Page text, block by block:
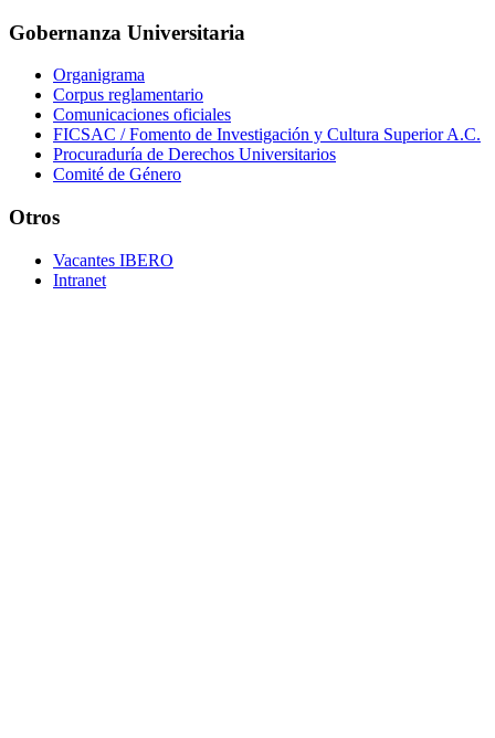
Gobernanza Universitaria
Organigrama
Corpus reglamentario
Comunicaciones oficiales
FICSAC / Fomento de Investigación y Cultura Superior A.C.
Procuraduría de Derechos Universitarios
Comité de Género
Otros
Vacantes IBERO
Intranet